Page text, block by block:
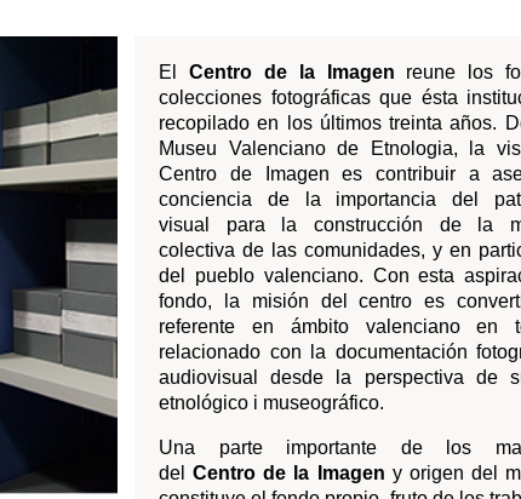
Centro de Imagen es contribuir a asentar la
conciencia de la importancia del patrimonio
visual para la construcción de la memoria
colectiva de las comunidades, y en particular, la
del pueblo valenciano. Con esta aspiración de
fondo, la misión del centro es convertirse en
referente en ámbito valenciano en todo lo
relacionado con la documentación fotográfica y
audiovisual desde la perspectiva de su valor
etnológico i museográfico.
Una parte importante de los materiales
delCentro de la Imageny origen del mismo lo
constituye el fondo propio, fruto de los trabajos de
estudio e invesitgación por parte del personal
técnico de etnógrafos i conservadores, sobre la
sociedad tradicional y popular valenciana desde
la fundación del museo en el año 1982.
Centro de la Imagen también
custodia fondos y colecciones fotográficas
provenientes de diversos ámbitos que aportan
Prepara tu visita